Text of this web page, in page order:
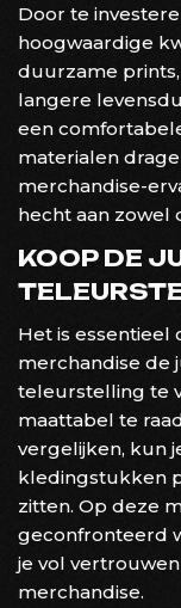
Door te
hoogwaardige
duurzame
langere
een
materialen
merchandise-
hecht aan zowel
KOOP DE
Het is essentieel
merchandise de
teleurstelling te
maattabel te
vergelijken, kun
kledingstukken
zitten. Op deze
geconfronteerd
je vol
merchandise.